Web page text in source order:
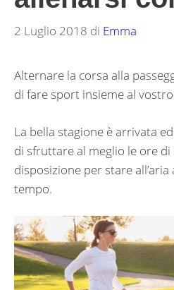
2 Luglio 2018 di Emma
Alternare la corsa alla
di fare sport insieme al
La bella stagione è arrivata
di sfruttare al meglio le ore di
disposizione per stare
tempo.